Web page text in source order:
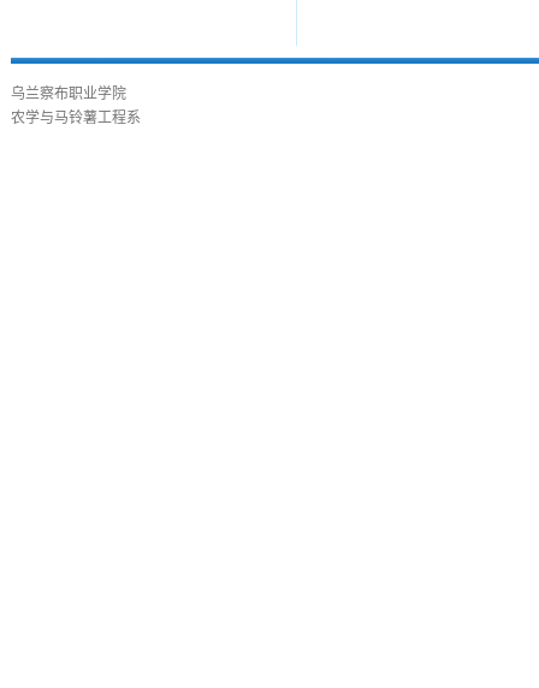
乌兰察布职业学院
农学与马铃薯工程系